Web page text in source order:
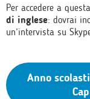
Per accedere a
di inglese: dovrai
un’intervista su
Anno